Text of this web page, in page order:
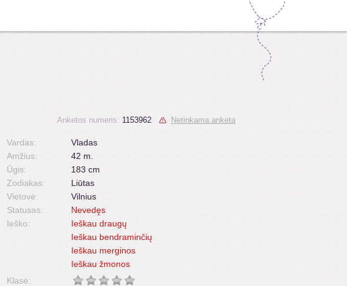
Anketos numeris: 1153962 Netinkama anketa
Vardas:
Vladas
Amžius:
42 m.
Ūgis:
183 cm
Zodiakas:
Liūtas
Vietovė:
Vilnius
Statusas:
Nevedęs
Ieško:
Ieškau draugų
Ieškau bendraminčių
Ieškau merginos
Ieškau žmonos
Klasė: